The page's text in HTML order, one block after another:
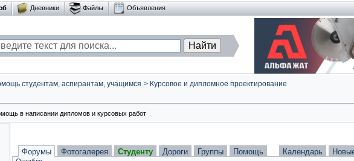
Дневники Файлы Объявления
студентам, аспирантам, учащимся > Курсовое и дипломное проектирование
в написании дипломов и курсовых работ
Форумы Фотогалерея Студенту Дороги Группы Помощь Календарь